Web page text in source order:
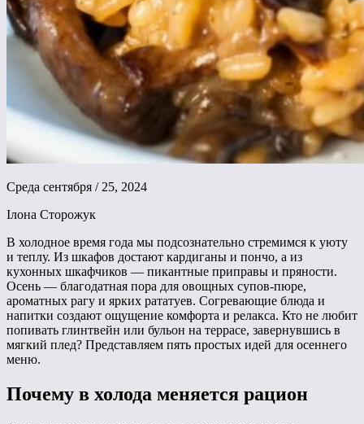
Среда сентября / 25, 2024
Ілона Сторожук
В холодное время года мы подсознательно стремимся к уюту
и теплу. Из шкафов достают кардиганы и пончо, а из
кухонных шкафчиков — пикантные приправы и пряности.
Осень — благодатная пора для овощных супов-пюре,
ароматных рагу и ярких рататуев. Согревающие блюда и
напитки создают ощущение комфорта и релакса. Кто не любит
попивать глинтвейн или бульон на террасе, завернувшись в
мягкий плед? Представляем пять простых идей для осеннего
меню.
Почему в холода меняется рацион